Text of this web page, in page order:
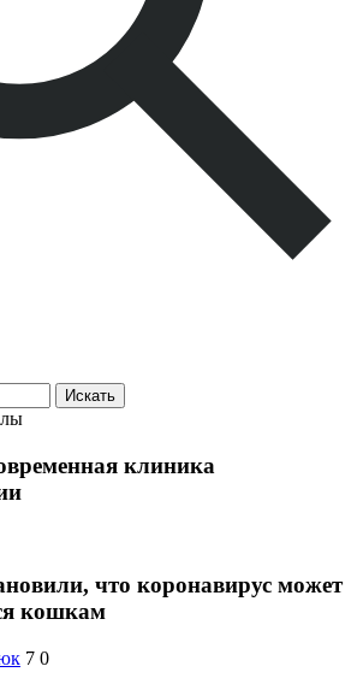
клиника
что коронавирус может
кошкам
7 0